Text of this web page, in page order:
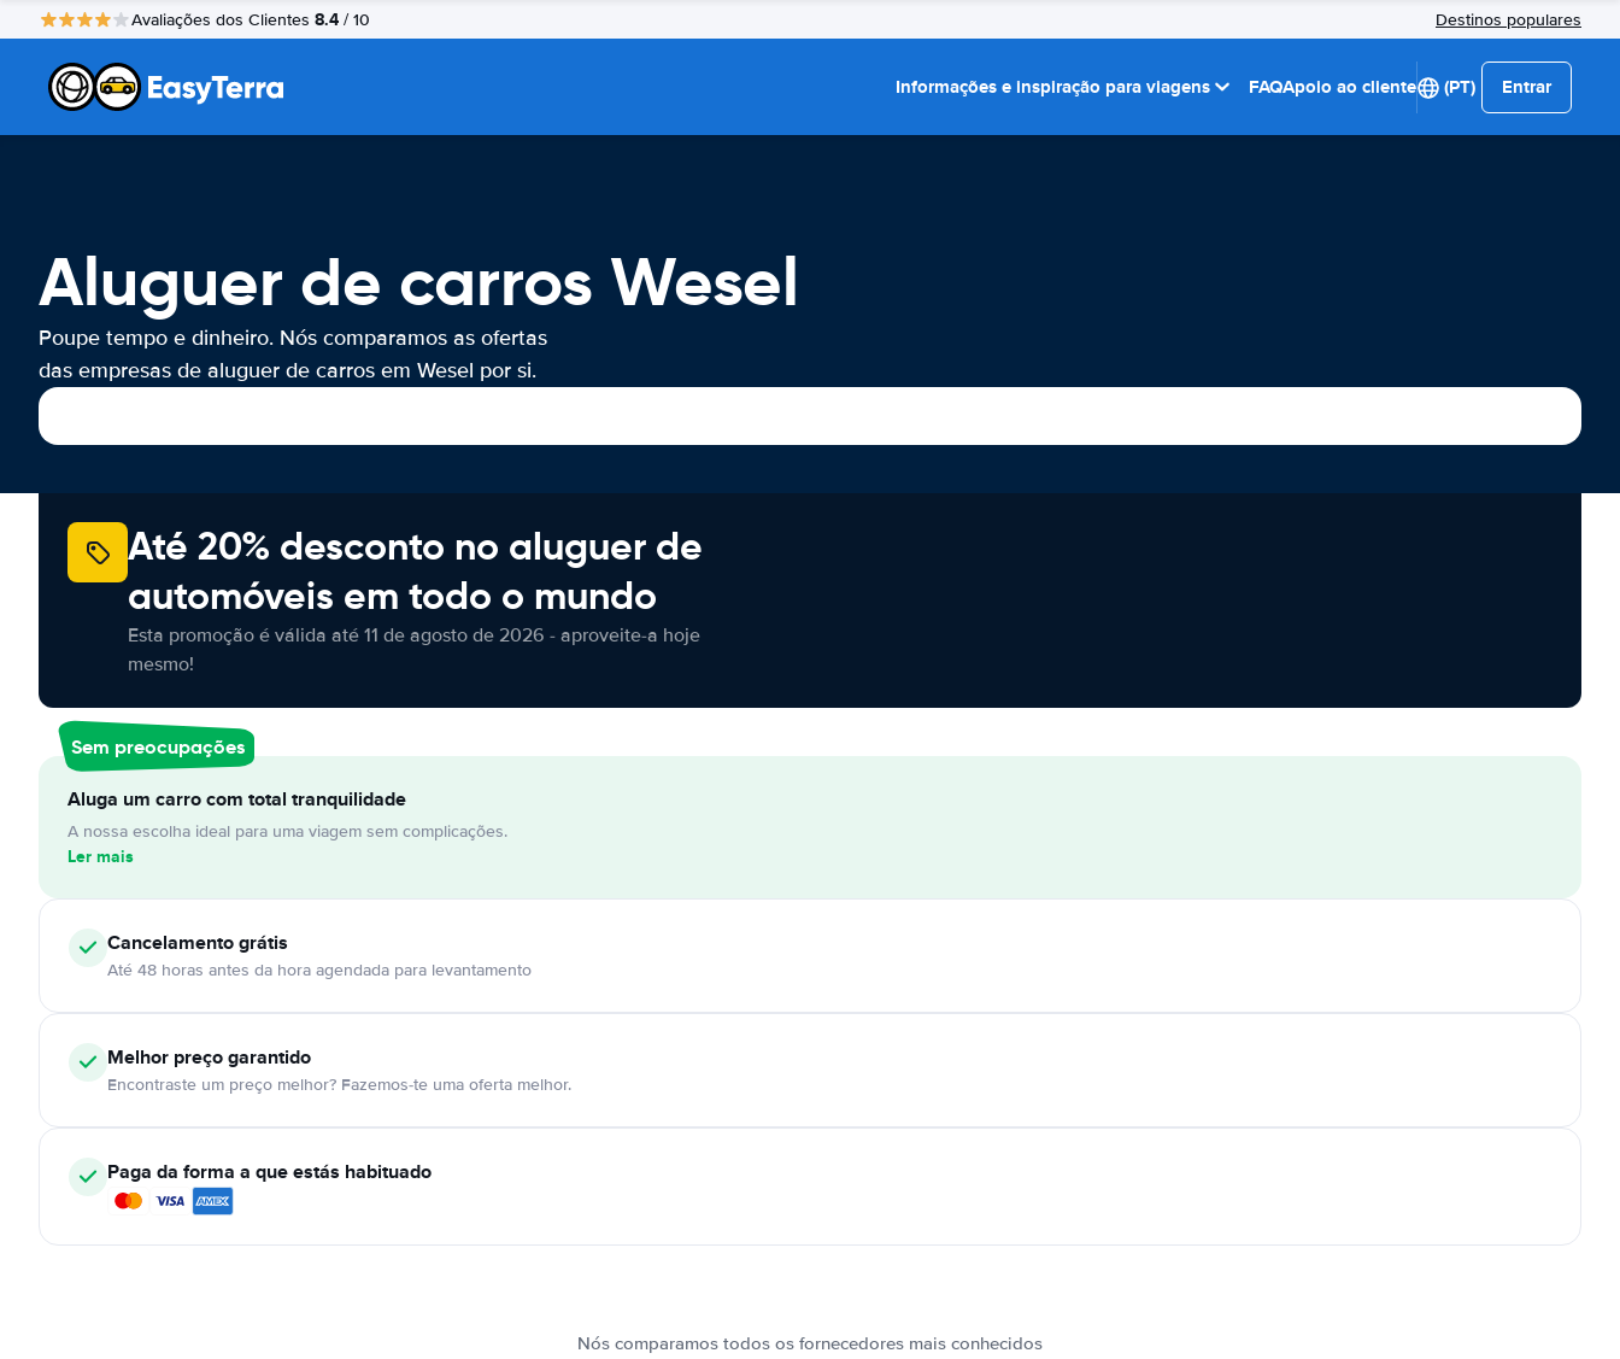
Avaliações dos Clientes 8.4 / 10 Destinos populares
Informações e inspiração para viagens FAQApoio ao cliente (PT) Entrar
Aluguer de carros Wesel
Poupe tempo e dinheiro. Nós comparamos as ofertas
das empresas de aluguer de carros em Wesel por si.
Até 20% desconto no aluguer de
automóveis em todo o mundo
Esta promoção é válida até 11 de agosto de 2026 - aproveite-a hoje
mesmo!
Sem preocupações
Aluga um carro com total tranquilidade
A nossa escolha ideal para uma viagem sem complicações.
Ler mais
Cancelamentográtis
Até 48 horas antes da hora agendada para levantamento
Melhor preço garantido
Encontraste um preço melhor? Fazemos-te uma oferta melhor.
Paga da forma a que estás habituado
Nós comparamos todos os fornecedores mais conhecidos